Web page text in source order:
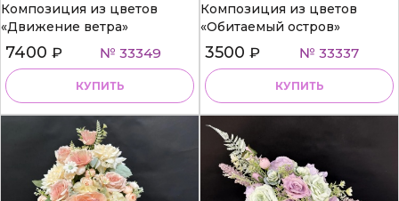
Композиция из цветов
«Движение ветра»
7400 ₽ № 33349
КУПИТЬ
Композиция из цветов
«Обитаемый остров»
3500 ₽ № 33337
КУПИТЬ